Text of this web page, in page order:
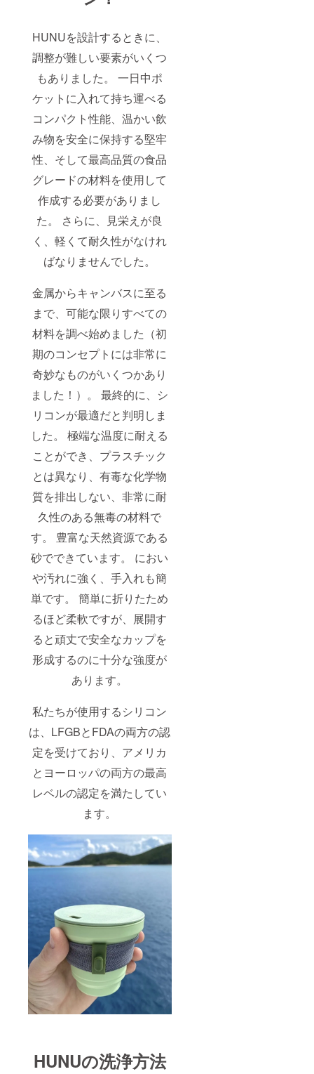
HUNUを設計するときに、
調整が難しい要素がいくつ
もありました。 一日中ポ
ケットに入れて持ち運べる
コンパクト性能、温かい飲
み物を安全に保持する堅牢
性、そして最高品質の食品
グレードの材料を使用して
作成する必要がありまし
た。 さらに、見栄えが良
く、軽くて耐久性がなけれ
ばなりませんでした。
金属からキャンバスに至る
まで、可能な限りすべての
材料を調べ始めました（初
期のコンセプトには非常に
奇妙なものがいくつかあり
ました！）。 最終的に、シ
リコンが最適だと判明しま
した。 極端な温度に耐える
ことができ、プラスチック
とは異なり、有毒な化学物
質を排出しない、非常に耐
久性のある無毒の材料で
す。 豊富な天然資源である
砂でできています。 におい
や汚れに強く、手入れも簡
単です。 簡単に折りたため
るほど柔軟ですが、展開す
ると頑丈で安全なカップを
形成するのに十分な強度が
あります。
私たちが使用するシリコン
は、LFGBとFDAの両方の認
定を受けており、アメリカ
とヨーロッパの両方の最高
レベルの認定を満たしてい
ます。
HUNUの洗浄方法